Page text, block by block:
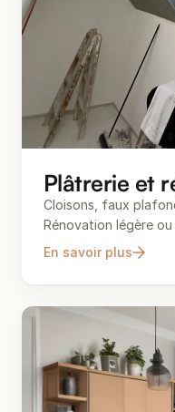
Plâtrerie et
Cloisons, faux
Rénovation légère
En savoir plus